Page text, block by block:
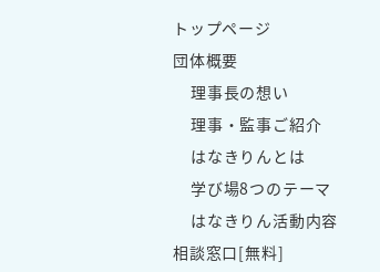
トップページ
団体概要
理事長の想い
理事・監事ご紹介
はなきりんとは
学び場8つのテーマ
はなきりん活動内容
相談窓口[無料]